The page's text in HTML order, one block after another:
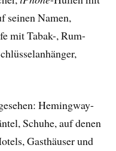
seinen Namen,
mit Tabak-, Rum-
Hemingway-
Schuhe, auf denen
Gasthäuser und